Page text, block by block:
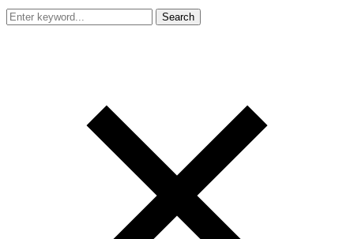
Search